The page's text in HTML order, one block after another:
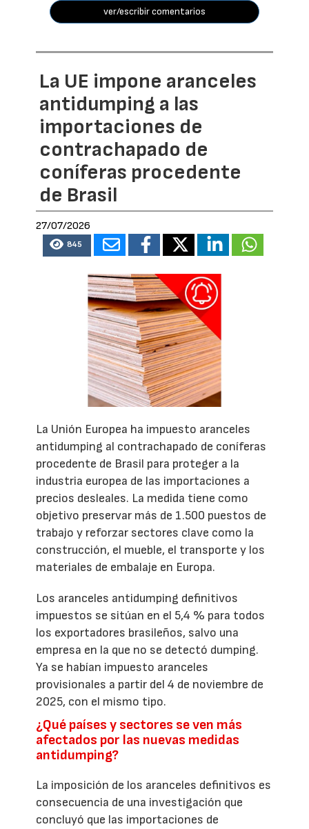
ver/escribir comentarios
La UE impone aranceles
antidumping a las
importaciones de
contrachapado de
coníferas procedente
de Brasil
27/07/2026
845
La Unión Europea ha impuesto aranceles
antidumping al contrachapado de coníferas
procedente de Brasil para proteger a la
industria europea de las importaciones a
precios desleales. La medida tiene como
objetivo preservar más de 1.500 puestos de
trabajo y reforzar sectores clave como la
construcción, el mueble, el transporte y los
materiales de embalaje en Europa.
Los aranceles antidumping definitivos
impuestos se sitúan en el 5,4 % para todos
los exportadores brasileños, salvo una
empresa en la que no se detectó dumping.
Ya se habían impuesto aranceles
provisionales a partir del 4 de noviembre de
2025, con el mismo tipo.
¿Qué países y sectores se ven más
afectados por las nuevas medidas
antidumping?
La imposición de los aranceles definitivos es
consecuencia de una investigación que
concluyó que las importaciones de